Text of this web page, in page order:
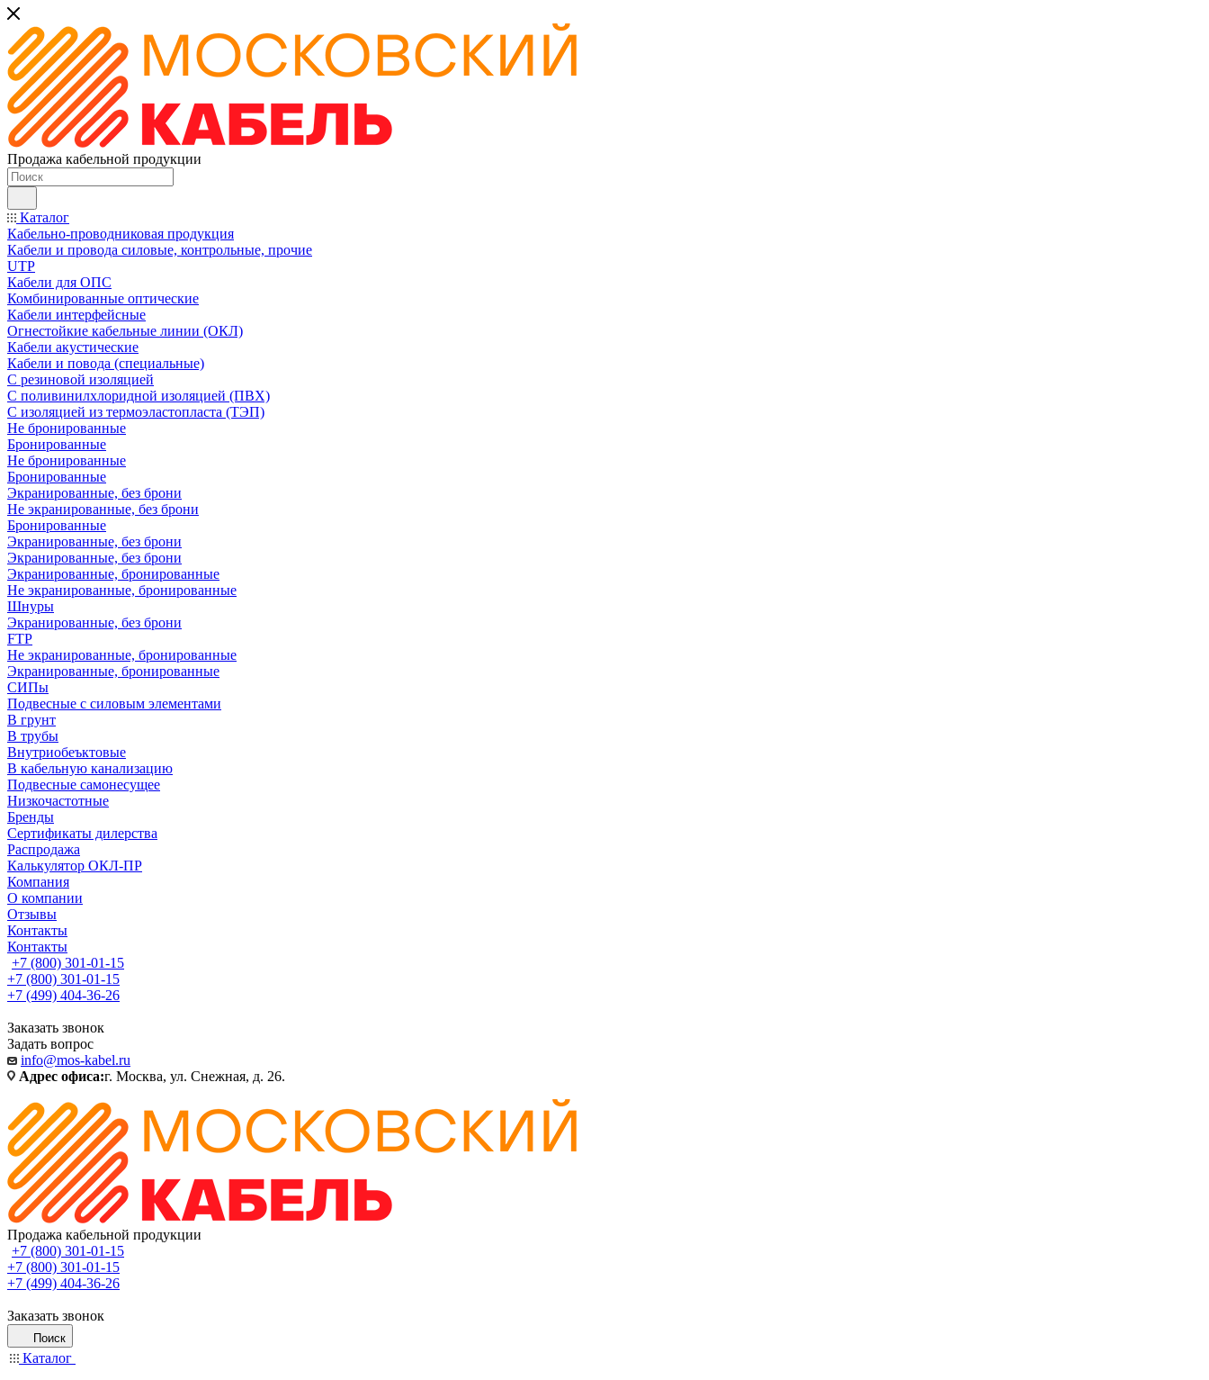
Продажа кабельной продукции
Каталог
Кабельно-проводниковая продукция
Кабели и провода силовые, контрольные, прочие
UTP
Кабели для ОПС
Комбинированные оптические
Кабели интерфейсные
Огнестойкие кабельные линии (ОКЛ)
Кабели акустические
Кабели и повода (специальные)
С резиновой изоляцией
С поливинилхлоридной изоляцией (ПВХ)
С изоляцией из термоэластопласта (ТЭП)
Не бронированные
Бронированные
Не бронированные
Бронированные
Экранированные, без брони
Не экранированные, без брони
Бронированные
Экранированные, без брони
Экранированные, без брони
Экранированные, бронированные
Не экранированные, бронированные
Шнуры
Экранированные, без брони
FTP
Не экранированные, бронированные
Экранированные, бронированные
СИПы
Подвесные с силовым элементами
В грунт
В трубы
Внутриобеъктовые
В кабельную канализацию
Подвесные самонесущее
Низкочастотные
Бренды
Сертификаты дилерства
Распродажа
Калькулятор ОКЛ-ПР
Компания
О компании
Отзывы
Контакты
Контакты
+7 (800) 301-01-15
+7 (800) 301-01-15
+7 (499) 404-36-26
Заказать звонок
Задать вопрос
info@mos-kabel.ru
Адрес офиса:г. Москва, ул. Снежная, д. 26.
Продажа кабельной продукции
+7 (800) 301-01-15
+7 (800) 301-01-15
+7 (499) 404-36-26
Заказать звонок
Поиск
Каталог